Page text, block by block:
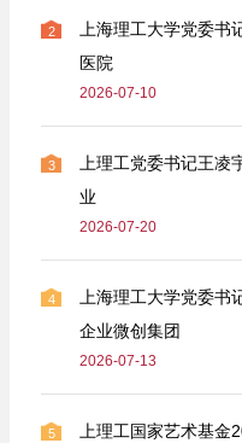
2
上海理工大学党委
医院
2026-07-10
3
上理工党委书记王
业
2026-07-20
4
上海理工大学党委
企业微创集团
2026-07-13
5
上理工国家艺术基金